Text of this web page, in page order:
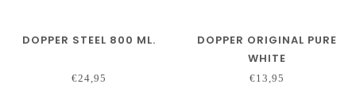
DOPPER STEEL 800 ML.
€24,95
DOPPER ORIGINAL PURE
WHITE
€13,95